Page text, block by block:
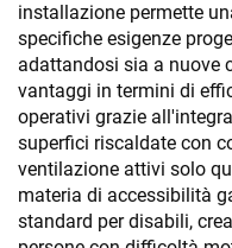
installazione permette
specifiche esigenze
adattandosi sia a nuove
vantaggi in termini di
operativi grazie
superfici riscaldate con
ventilazione attivi solo
materia di accessibilità
standard per disabili,